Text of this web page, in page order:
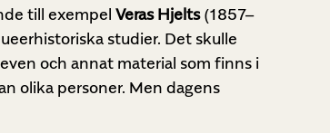
till exempel Veras Hjelts(1857–
studier. Det skulle
och annat material som finns i
olika personer. Men dagens